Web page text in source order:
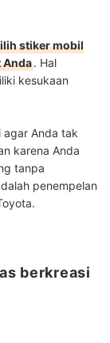
stiker mobil
Anda. Hal
kesukaan
agar Anda tak
karena Anda
tanpa
penempelan
berkreasi